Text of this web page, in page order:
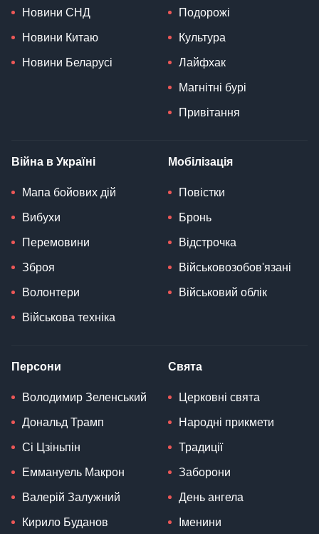
Новини СНД
Новини Китаю
Новини Беларусі
Подорожі
Культура
Лайфхак
Магнітні бурі
Привітання
Війна в Україні
Мапа бойових дій
Вибухи
Перемовини
Зброя
Волонтери
Військова техніка
Мобілізація
Повістки
Бронь
Відстрочка
Військовозобов'язані
Військовий облік
Персони
Володимир Зеленський
Дональд Трамп
Сі Цзіньпін
Еммануель Макрон
Валерій Залужний
Кирило Буданов
Свята
Церковні свята
Народні прикмети
Традиції
Заборони
День ангела
Іменини